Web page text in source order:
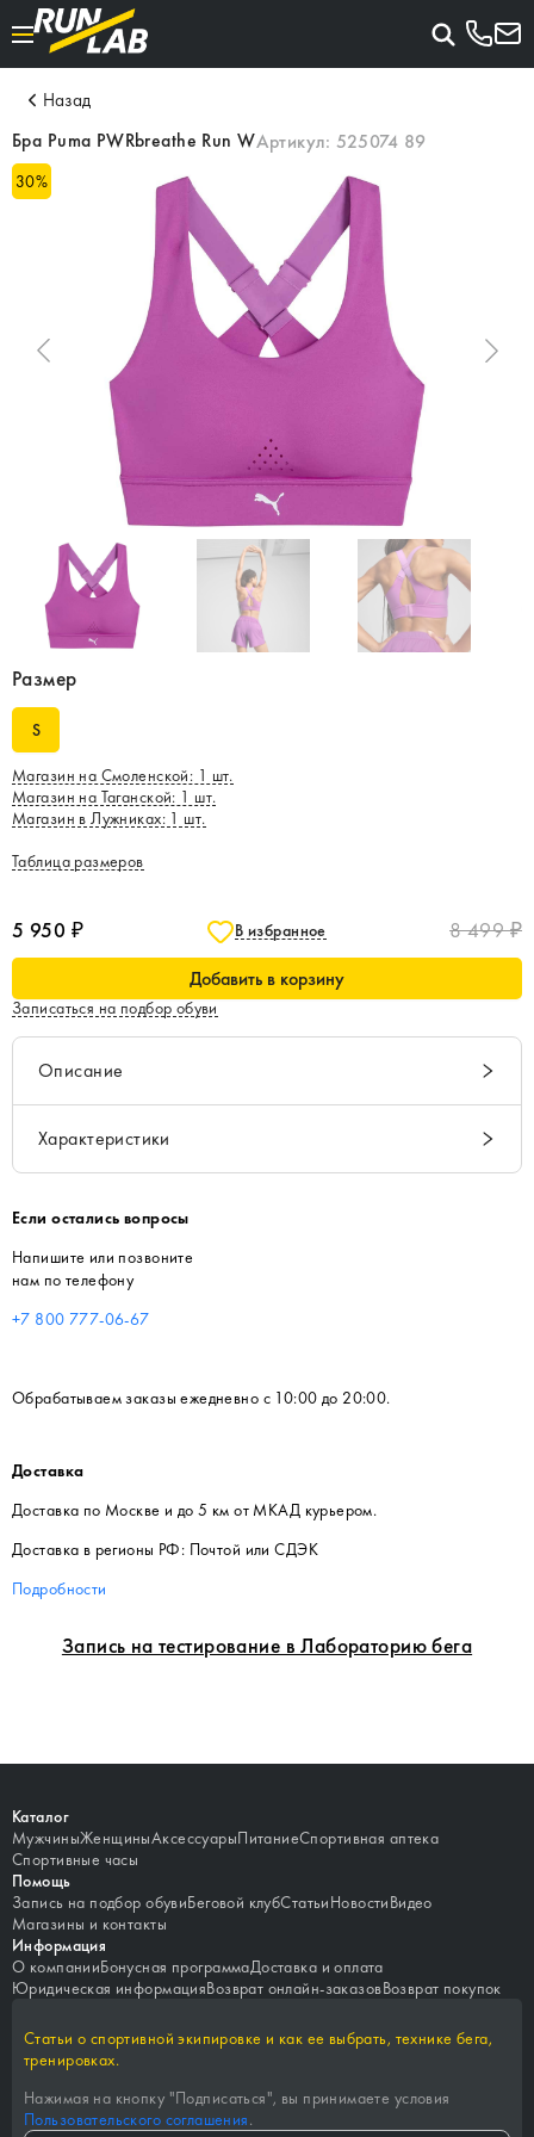
Назад
Бра Puma PWRbreathe Run WАртикул:525074 89
30%
Запись на тестирование в Лабораторию бега
Размер
S
Магазин на Смоленской: 1 шт.
Магазин на Таганской: 1 шт.
Магазин в Лужниках: 1 шт.
Таблица размеров
5 950 ₽ В избранное 8 499 ₽
Добавить в корзину
Записаться на подбор обуви
Описание
Характеристики
Если остались вопросы
Напишите или позвоните
нам по телефону
+7 800 777-06-67
Обрабатываем заказы ежедневно с 10:00 до 20:00.
Доставка
Доставка по Москве и до 5 км от МКАД курьером.
Доставка в регионы РФ: Почтой или СДЭК
Подробности
Каталог
МужчиныЖенщиныАксессуарыПитаниеСпортивная аптека
Спортивные часы
Помощь
Запись на подбор обувиБеговой клубСтатьиНовостиВидео
Магазины и контакты
Информация
О компанииБонусная программаДоставка и оплата
Юридическая информацияВозврат онлайн-заказовВозврат покупок
Статьи о спортивной экипировке и как ее выбрать, технике бега,
тренировках.
Нажимая на кнопку "Подписаться", вы принимаете условия
Пользовательского соглашения.